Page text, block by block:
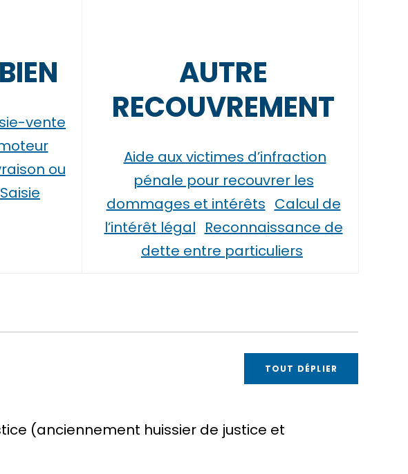
vente
ou
Saisie
AUTRE
RECOUVREMENT
Aide aux victimes d’infraction
pénale pour recouvrer les
dommages et intérêts Calcul de
l’intérêt légal Reconnaissance de
dette entre particuliers
TOUT DÉPLIER
(anciennement huissier de justice et